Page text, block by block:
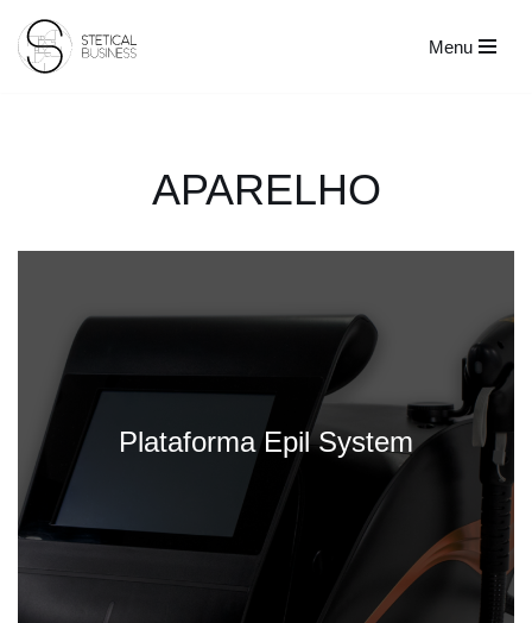
Avançar
Menu
APARELHO
Plataforma Epil System